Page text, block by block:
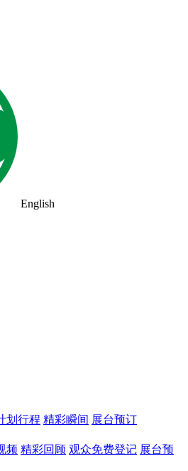
English
划行程 精彩瞬间 展台预订
频 精彩回顾 观众免费登记 展台预